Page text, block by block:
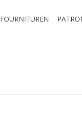
FOURNITUREN